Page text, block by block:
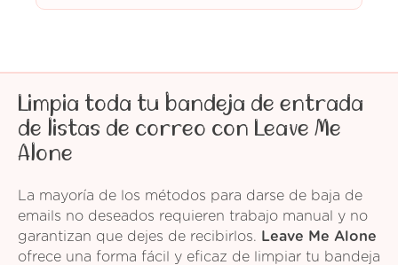
Limpia toda tu bandeja de entrada
de listas de correo con Leave Me
Alone
La mayoría de los métodos para darse de baja de
emails no deseados requieren trabajo manual y no
garantizan que dejes de recibirlos.
Leave Me Alone
ofrece una forma fácil y eficaz de limpiar tu bandeja